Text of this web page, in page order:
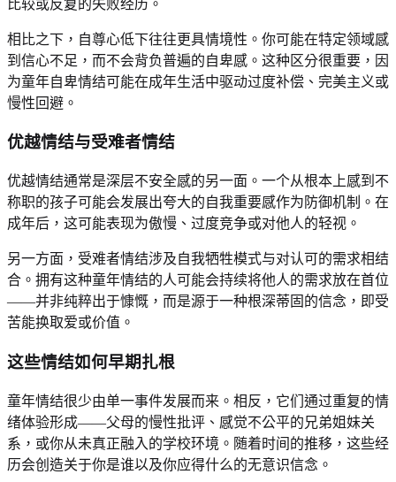
比较或反复的失败经历。
相比之下，自尊心低下往往更具情境性。你可能在特定领域感
到信心不足，而不会背负普遍的自卑感。这种区分很重要，因
为童年自卑情结可能在成年生活中驱动过度补偿、完美主义或
慢性回避。
优越情结与受难者情结
优越情结通常是深层不安全感的另一面。一个从根本上感到不
称职的孩子可能会发展出夸大的自我重要感作为防御机制。在
成年后，这可能表现为傲慢、过度竞争或对他人的轻视。
另一方面，受难者情结涉及自我牺牲模式与对认可的需求相结
合。拥有这种童年情结的人可能会持续将他人的需求放在首位
——并非纯粹出于慷慨，而是源于一种根深蒂固的信念，即受
苦能换取爱或价值。
这些情结如何早期扎根
童年情结很少由单一事件发展而来。相反，它们通过重复的情
绪体验形成——父母的慢性批评、感觉不公平的兄弟姐妹关
系，或你从未真正融入的学校环境。随着时间的推移，这些经
历会创造关于你是谁以及你应得什么的无意识信念。